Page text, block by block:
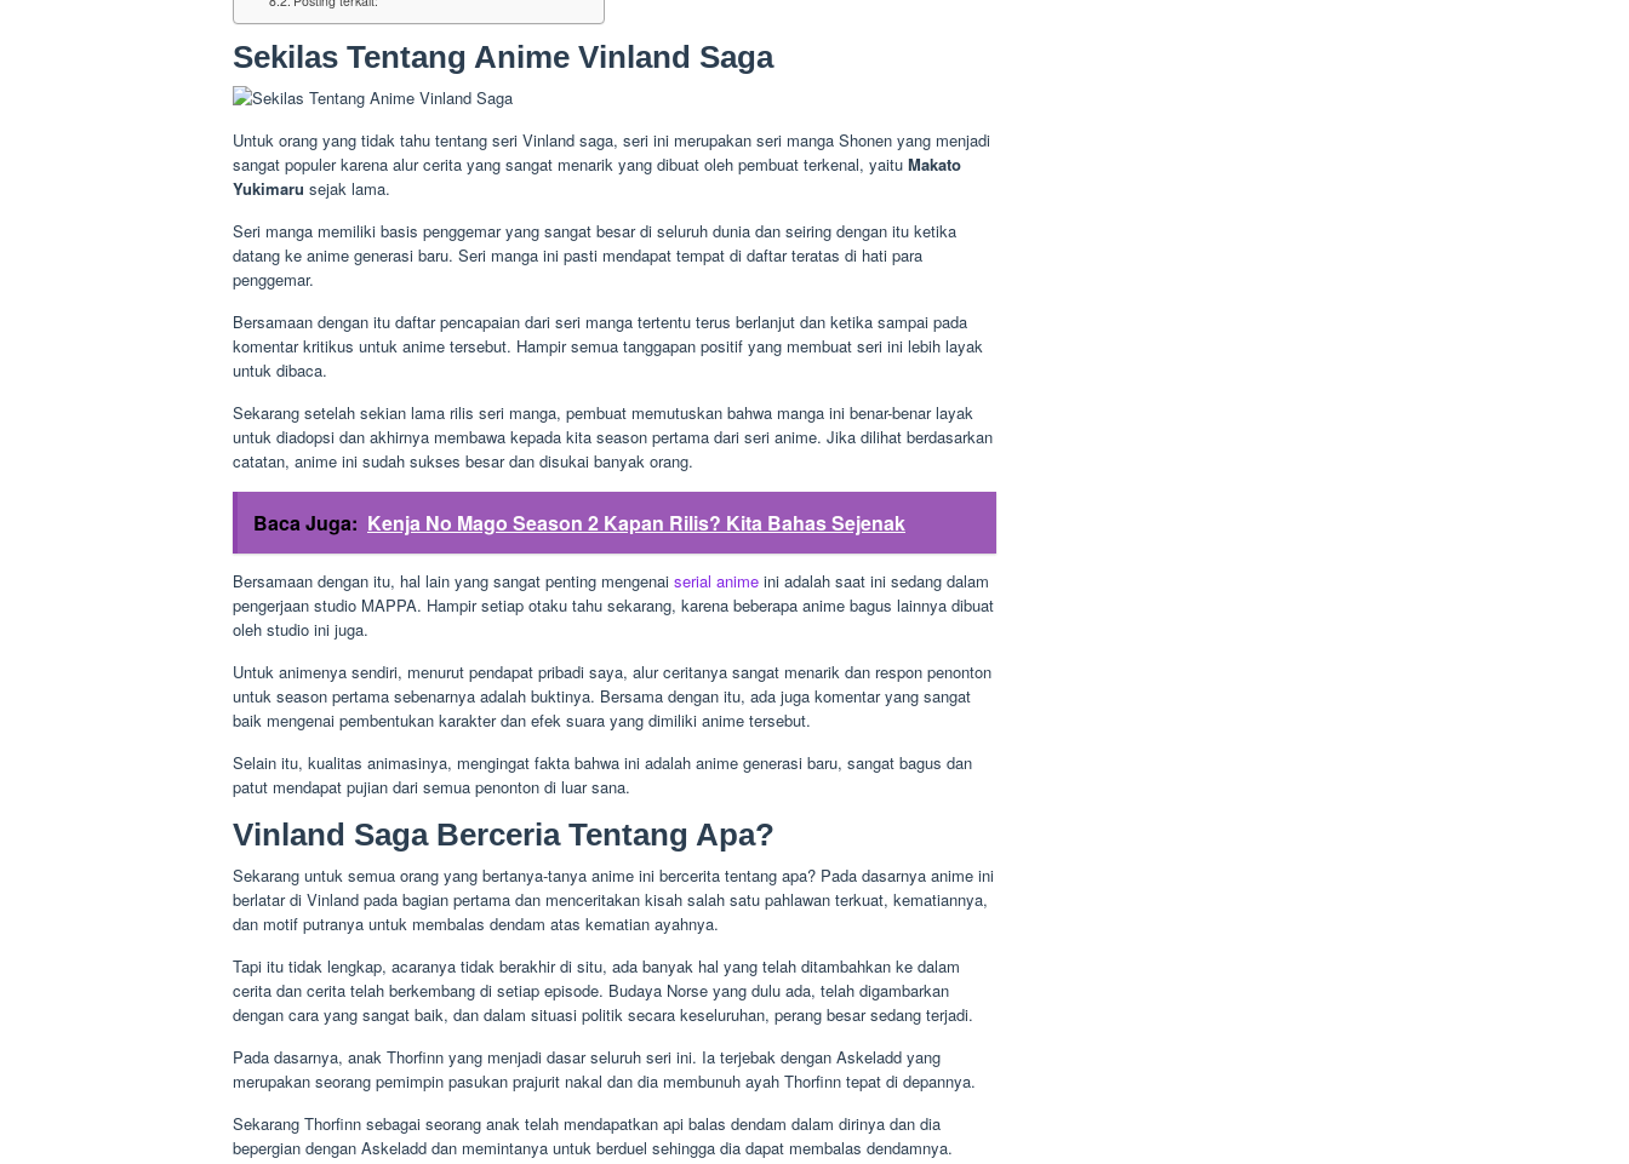
Sekilas Tentang Anime Vinland Saga
Untuk orang yang tidak tahu tentang seri Vinland saga, seri ini merupakan seri manga Shonen yang menjadi
sangat populer karena alur cerita yang sangat menarik yang dibuat oleh pembuat terkenal, yaitu Makato
Yukimaru sejak lama.
Seri manga memiliki basis penggemar yang sangat besar di seluruh dunia dan seiring dengan itu ketika
datang ke anime generasi baru. Seri manga ini pasti mendapat tempat di daftar teratas di hati para
penggemar.
Bersamaan dengan itu daftar pencapaian dari seri manga tertentu terus berlanjut dan ketika sampai pada
komentar kritikus untuk anime tersebut. Hampir semua tanggapan positif yang membuat seri ini lebih layak
untuk dibaca.
Sekarang setelah sekian lama rilis seri manga, pembuat memutuskan bahwa manga ini benar-benar layak
untuk diadopsi dan akhirnya membawa kepada kita season pertama dari seri anime. Jika dilihat berdasarkan
catatan, anime ini sudah sukses besar dan disukai banyak orang.
Baca Juga: Kenja No Mago Season 2 Kapan Rilis? Kita Bahas Sejenak
Bersamaan dengan itu, hal lain yang sangat penting mengenai serial anime ini adalah saat ini sedang dalam
pengerjaan studio MAPPA. Hampir setiap otaku tahu sekarang, karena beberapa anime bagus lainnya dibuat
oleh studio ini juga.
Untuk animenya sendiri, menurut pendapat pribadi saya, alur ceritanya sangat menarik dan respon penonton
untuk season pertama sebenarnya adalah buktinya. Bersama dengan itu, ada juga komentar yang sangat
baik mengenai pembentukan karakter dan efek suara yang dimiliki anime tersebut.
Selain itu, kualitas animasinya, mengingat fakta bahwa ini adalah anime generasi baru, sangat bagus dan
patut mendapat pujian dari semua penonton di luar sana.
Vinland Saga Berceria Tentang Apa?
Sekarang untuk semua orang yang bertanya-tanya anime ini bercerita tentang apa? Pada dasarnya anime ini
berlatar di Vinland pada bagian pertama dan menceritakan kisah salah satu pahlawan terkuat, kematiannya,
dan motif putranya untuk membalas dendam atas kematian ayahnya.
Tapi itu tidak lengkap, acaranya tidak berakhir di situ, ada banyak hal yang telah ditambahkan ke dalam
cerita dan cerita telah berkembang di setiap episode. Budaya Norse yang dulu ada, telah digambarkan
dengan cara yang sangat baik, dan dalam situasi politik secara keseluruhan, perang besar sedang terjadi.
Pada dasarnya, anak Thorfinn yang menjadi dasar seluruh seri ini. Ia terjebak dengan Askeladd yang
merupakan seorang pemimpin pasukan prajurit nakal dan dia membunuh ayah Thorfinn tepat di depannya.
Sekarang Thorfinn sebagai seorang anak telah mendapatkan api balas dendam dalam dirinya dan dia
bepergian dengan Askeladd dan memintanya untuk berduel sehingga dia dapat membalas dendamnya.